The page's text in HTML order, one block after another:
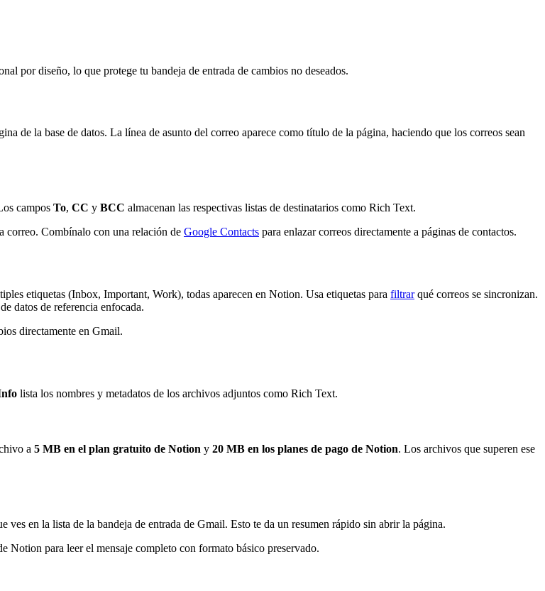
por diseño, lo que protege tu bandeja de entrada de cambios no deseados.
de la base de datos. La línea de asunto del correo aparece como título de la página, haciendo que los correos sean
campos To, CC y BCC almacenan las respectivas listas de destinatarios como Rich Text.
correo. Combínalo con una relación de Google Contacts para enlazar correos directamente a páginas de contactos.
etiquetas (Inbox, Important, Work), todas aparecen en Notion. Usa etiquetas para filtrarqué correos se sincronizan.
datos de referencia enfocada.
directamente en Gmail.
lista los nombres y metadatos de los archivos adjuntos como Rich Text.
a 5 MB en el plan gratuito de Notion y 20 MB en los planes de pago de Notion. Los archivos que superen ese
en la lista de la bandeja de entrada de Gmail. Esto te da un resumen rápido sin abrir la página.
para leer el mensaje completo con formato básico preservado.